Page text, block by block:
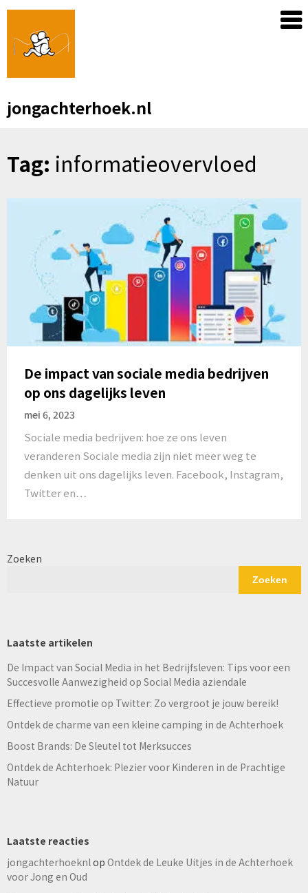
Skip
content
jongachterhoek.nl
Tag: informatieovervloed
De impact van sociale media bedrijven
op ons dagelijks leven
mei 6, 2023
Sociale media bedrijven: hoe ze ons leven
veranderen Sociale media zijn niet meer weg te
denken uit ons dagelijks leven. Facebook, Instagram,
Twitter en…
Zoeken
Zoeken
Laatste artikelen
De Impact van Social Media in het Bedrijfsleven: Tips voor een
Succesvolle Aanwezigheid op Social Media aziendale
Effectieve promotie op Twitter: Zo vergroot je jouw bereik!
Ontdek de charme van een kleine camping in de Achterhoek
Boost Brands: De Sleutel tot Merksucces
Ontdek de Achterhoek: Plezier voor Kinderen in de Prachtige
Natuur
Laatste reacties
jongachterhoeknlop Ontdek de Leuke Uitjes in de Achterhoek
voor Jong en Oud